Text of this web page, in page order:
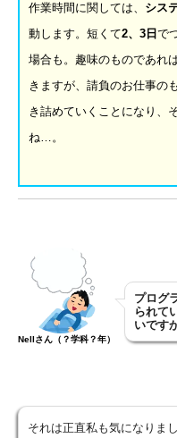
作業時間に関しては、 シス
動します。短くて2、 3 日 で
場合も。趣味のものであれ
きますが、請負のお仕事の
き詰めていくことになり、
ね…。
Nellさん（？学科？年）
プログ
られて
いです
それは正直私も気になりま